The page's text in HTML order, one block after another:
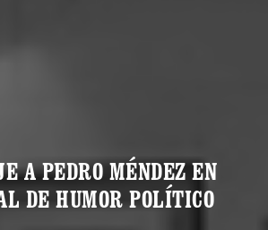
A PEDRO MÉNDEZ EN
DE HUMOR POLÍTICO